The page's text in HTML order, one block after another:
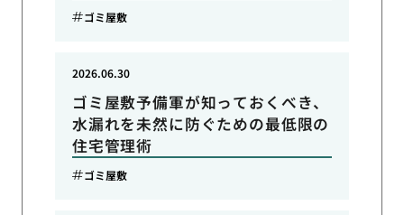
ゴミ屋敷
ゴミ屋敷予備軍が知っておくべき、
水漏れを未然に防ぐための最低限の
住宅管理術
2026.06.30
ゴミ屋敷